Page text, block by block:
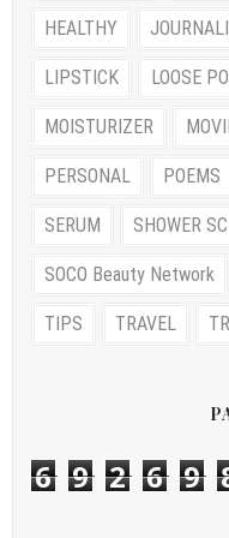
HEALTHY
LIPSTICK LOOSE
MOISTURIZER
PERSONAL POEMS
SERUM SHOWER
SOCO Beauty Network
TIPS TRAVEL
6 9 2 6 9